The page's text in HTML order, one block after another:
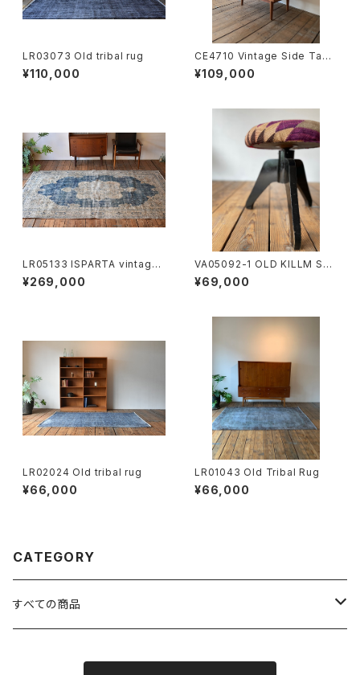
LR03073 Old tribal rug
¥110,000
CE4710 Vintage Side Tabl
e DK
¥109,000
LR05133 ISPARTA vintage t
ribal rug
¥269,000
VA05092-1 OLD KILLM ST
OOL
¥69,000
LR02024 Old tribal rug
¥66,000
LR01043 Old Tribal Rug
¥66,000
CATEGORY
すべての商品